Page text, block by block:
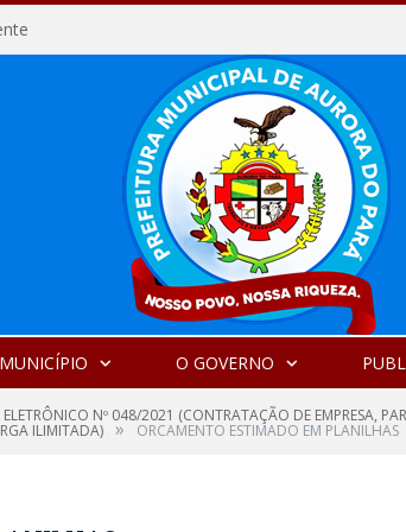
O GOVERNO
ELETRÔNICO Nº 048/2021 (CONTRATAÇÃO DE EMPRESA,
ILIMITADA) » ORCAMENTO ESTIMADO EM PLANILHAS